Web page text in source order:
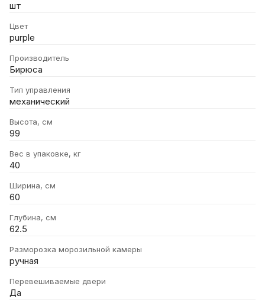
шт
Цвет
purple
Производитель
Бирюса
Тип управления
механический
Высота, см
99
Вес в упаковке, кг
40
Ширина, см
60
Глубина, см
62.5
Разморозка морозильной камеры
ручная
Перевешиваемые двери
Да